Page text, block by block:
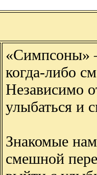
«Симпсоны»
когда-либо
Независимо
улыбаться и
Знакомые
смешной